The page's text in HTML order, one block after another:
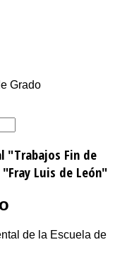
"Trabajos Fin de
Luis de León"
de la Escuela de